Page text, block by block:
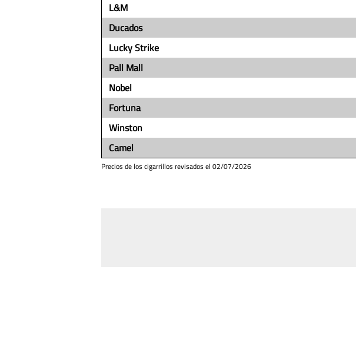
L&M
Ducados
Lucky Strike
Pall Mall
Nobel
Fortuna
Winston
Camel
Precios de los cigarrillos revisados el 02/07/2026